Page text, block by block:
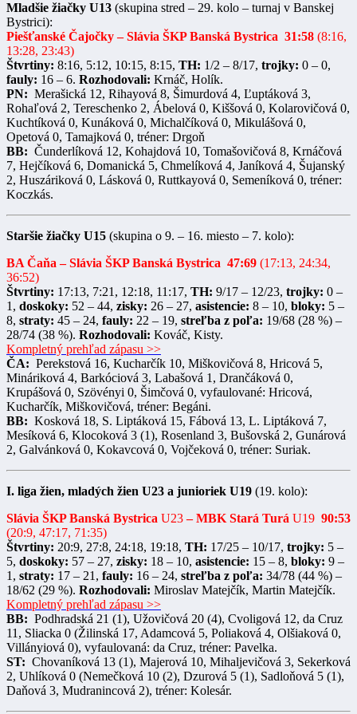
Mladšie žiačky U13 (skupina stred – 29. kolo – turnaj v Banskej
Bystrici):
Piešťanské Čajočky – Slávia ŠKP Banská Bystrica 31:58 (8:16,
13:28, 23:43)
Štvrtiny: 8:16, 5:12, 10:15, 8:15, TH: 1/2 – 8/17, trojky: 0 – 0,
fauly: 16 – 6. Rozhodovali: Krnáč, Holík.
PN: Merašická 12, Rihayová 8, Šimurdová 4, Ľuptáková 3,
Rohaľová 2, Tereschenko 2, Ábelová 0, Kiššová 0, Kolarovičová 0,
Kuchtíková 0, Kunáková 0, Michalčíková 0, Mikulášová 0,
Opetová 0, Tamajková 0, tréner: Drgoň
BB: Čunderlíková 12, Kohajdová 10, Tomašovičová 8, Krnáčová
7, Hejčíková 6, Domanická 5, Chmelíková 4, Janíková 4, Šujanský
2, Huszáriková 0, Lásková 0, Ruttkayová 0, Semeníková 0, tréner:
Koczkás.
Staršie žiačky U15 (skupina o 9. – 16. miesto – 7. kolo):
BA Čaňa – Slávia ŠKP Banská Bystrica 47:69 (17:13, 24:34,
36:52)
Štvrtiny: 17:13, 7:21, 12:18, 11:17, TH: 9/17 – 12/23, trojky: 0 –
1, doskoky: 52 – 44, zisky: 26 – 27, asistencie: 8 – 10, bloky: 5 –
8, straty: 45 – 24, fauly: 22 – 19, streľba z poľa: 19/68 (28 %) –
28/74 (38 %). Rozhodovali: Kováč, Kisty.
Kompletný prehľad zápasu >>
ČA: Perekstová 16, Kucharčík 10, Miškovičová 8, Hricová 5,
Mináriková 4, Barkóciová 3, Labašová 1, Drančáková 0,
Krupášová 0, Szövényi 0, Šimčová 0, vyfaulované: Hricová,
Kucharčík, Miškovičová, tréner: Begáni.
BB: Kosková 18, S. Liptáková 15, Fábová 13, L. Liptáková 7,
Mesíková 6, Klocoková 3 (1), Rosenland 3, Bušovská 2, Gunárová
2, Galvánková 0, Kokavcová 0, Vojčeková 0, tréner: Suriak.
I. liga žien, mladých žien U23 a junioriek U19 (19. kolo):
Slávia ŠKP Banská Bystrica U23– MBK Stará Turá U19 90:53
(20:9, 47:17, 71:35)
Štvrtiny: 20:9, 27:8, 24:18, 19:18, TH: 17/25 – 10/17, trojky: 5 –
5, doskoky: 57 – 27, zisky: 18 – 10, asistencie: 15 – 8, bloky: 9 –
1, straty: 17 – 21, fauly: 16 – 24, streľba z poľa: 34/78 (44 %) –
18/62 (29 %). Rozhodovali: Miroslav Matejčík, Martin Matejčík.
Kompletný prehľad zápasu >>
BB: Podhradská 21 (1), Užovičová 20 (4), Cvoligová 12, da Cruz
11, Sliacka 0 (Žilinská 17, Adamcová 5, Poliaková 4, Olšiaková 0,
Villányiová 0), vyfaulovaná: da Cruz, tréner: Pavelka.
ST: Chovaníková 13 (1), Majerová 10, Mihaljevičová 3, Sekerková
2, Uhlíková 0 (Nemečková 10 (2), Dzurová 5 (1), Sadloňová 5 (1),
Daňová 3, Mudranincová 2), tréner: Kolesár.